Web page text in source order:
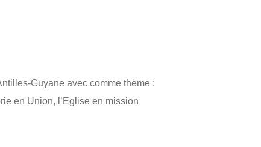
Guyane avec comme thème :
en Union, l’Eglise en mission